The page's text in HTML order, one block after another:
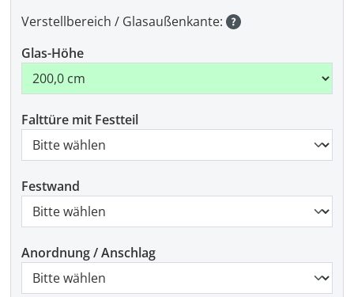
Verstellbereich / Glasaußenkante:
Glas-Höhe
Falttüre mit Festteil
Festwand
Anordnung / Anschlag